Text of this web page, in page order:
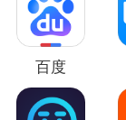
百度